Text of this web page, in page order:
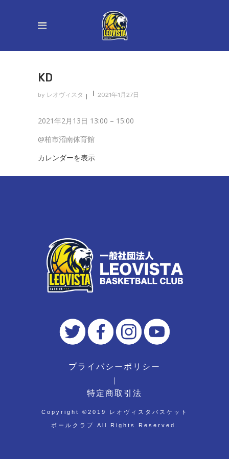
KD
by レオヴィスタ 2021年1月27日
KD
2021年2月13日 13:00 – 15:00
@柏市沼南体育館
カレンダーを表示
プライバシーポリシー
｜
特定商取引法
Copyright ©︎2019 レオヴィスタバスケット
ボールクラブ All Rights Reserved.